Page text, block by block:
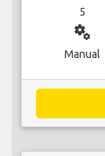
5
miscellaneous_services
Manual